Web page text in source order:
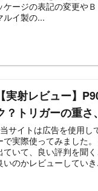
ケージの表記の変更やＢ
ルイ製の...
【実射レビュー】
？トリガーの重
イトは広告を使用しています Ｐ９０プラスを
実際使ってみました。 2023年5月に発売され、各所でレビュ
いて、良い評判を聞くことが多い
いのかレビューしてい